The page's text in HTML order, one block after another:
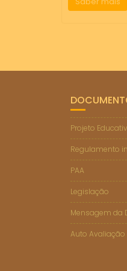
Projeto
Regulamento
PAA
Legislação
Mensagem da
Auto Avaliação